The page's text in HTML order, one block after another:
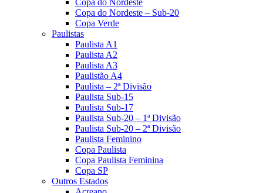
Copa do Nordeste – Sub-20
Copa Verde
Paulistas
Paulista A1
Paulista A2
Paulista A3
Paulistão A4
Paulista – 2ª Divisão
Paulista Sub-15
Paulista Sub-17
Paulista Sub-20 – 1ª Divisão
Paulista Sub-20 – 2ª Divisão
Paulista Feminino
Copa Paulista
Copa Paulista Feminina
Copa SP
Outros Estados